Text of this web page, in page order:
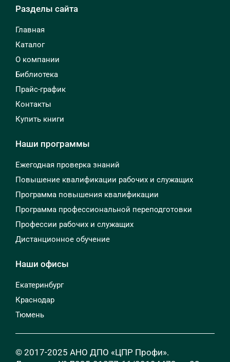
Разделы сайта
Главная
Каталог
О компании
Библиотека
Прайс-график
Контакты
Купить книги
Наши программы
Ежегодная проверка знаний
Повышение квалификации рабочих и служащих
Программа повышения квалификации
Программа профессиональной переподготовки
Профессии рабочих и служащих
Дистанционное обучение
Наши офисы
Екатеринбург
Краснодар
Тюмень
© 2017-2025 АНО ДПО «ЦПР Профи».